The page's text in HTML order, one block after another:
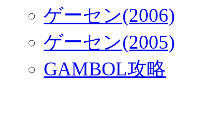
ゲーセン(2006)
ゲーセン(2005)
GAMBOL攻略